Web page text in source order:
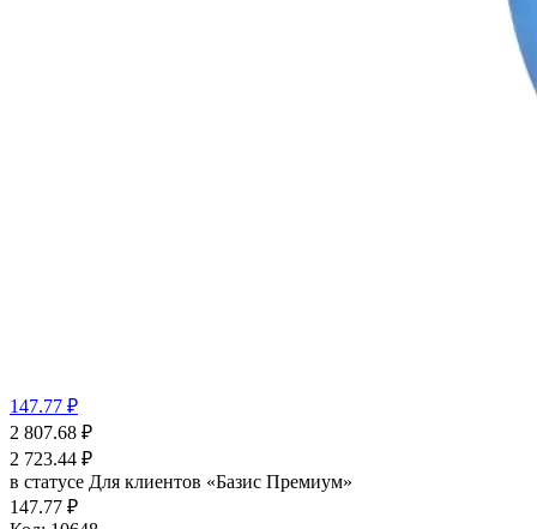
147.77 ₽
2 807.68 ₽
2 723.44 ₽
в статусе Для клиентов «Базис Премиум»
147.77 ₽